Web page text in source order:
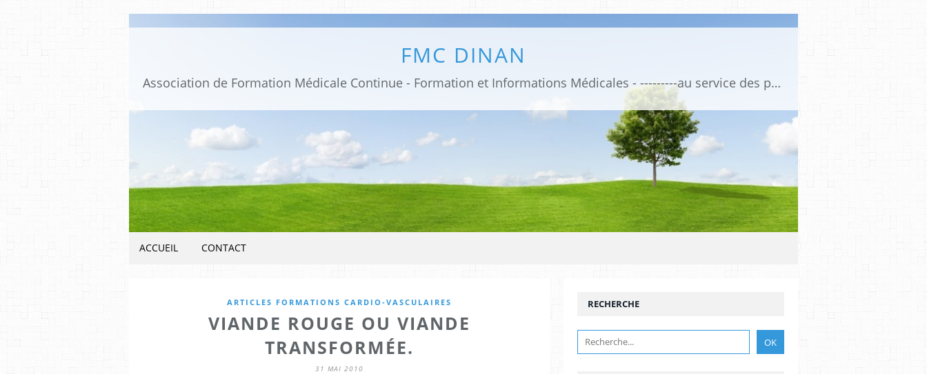
FMC DINAN
Association de Formation Médicale Continue - Formation et Informations Médicales - ---------au service des professionnels de santé et de la santé ------------ depuis 1974
ACCUEIL CONTACT
ARTICLES FORMATIONS CARDIO-VASCULAIRES
VIANDE ROUGE OU VIANDE
TRANSFORMÉE.
31 MAI 2010
RECHERCHE